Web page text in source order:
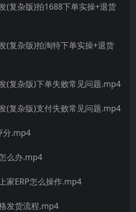
(复杂版)拍1688下单实操+退货
(复杂版)拍淘特下单实操+退货
(复杂版)下单失败常见问题.mp4
(复杂版)支付失败常见问题.mp4
分.mp4
么办.mp4
家ERP怎么操作.mp4
发货流程.mp4